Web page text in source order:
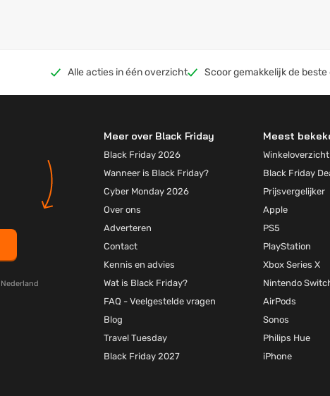
Alle acties in één overzicht Scoor gemakkelijk de beste
Meer over Black Friday
Black Friday 2026
Wanneer is Black Friday?
Cyber Monday 2026
Over ons
Adverteren
Contact
Kennis en advies
Wat is Black Friday?
FAQ - Veelgestelde vragen
Blog
Travel Tuesday
Black Friday 2027
Meest
Winkeloverzicht
Black Friday
Prijsvergelijker
Apple
PS5
PlayStation
Xbox Series X
Nintendo
AirPods
Sonos
Philips Hue
iPhone